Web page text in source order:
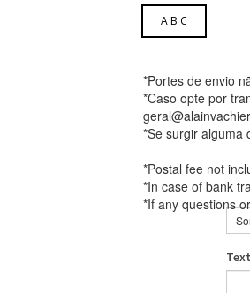
A B C
*Portes de envio
*Caso opte por
*Se surgir alguma
*Postal fee not
*In case of bank
*If any questions